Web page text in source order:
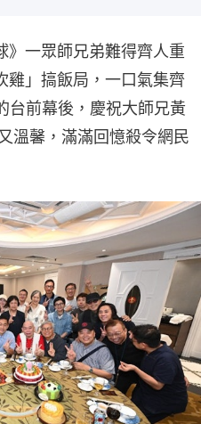
》一眾師兄弟難得齊人重
雞」搞飯局，一口氣集齊
台前幕後，慶祝大師兄黃
溫馨，滿滿回憶殺令網民